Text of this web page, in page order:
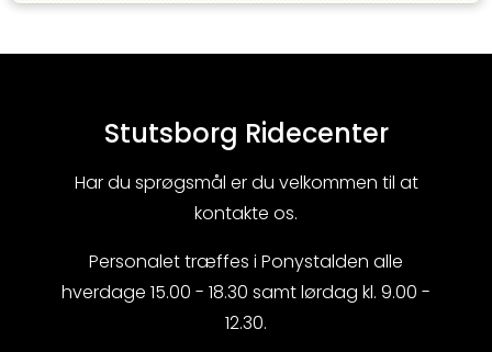
Stutsborg Ridecenter
Har du sprøgsmål er du velkommen til at
kontakte os.
Personalet træffes i Ponystalden alle
hverdage 15.00 - 18.30 samt lørdag kl. 9.00 -
12.30.